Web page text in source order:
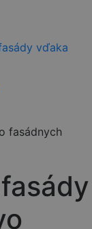
fasádnych